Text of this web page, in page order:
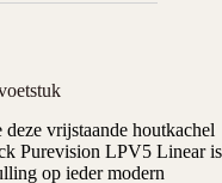
vrijstaande houtkachel
Purevision LPV5 Linear is
op ieder modern